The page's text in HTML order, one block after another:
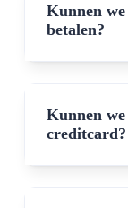
Kunnen
betalen?
Kunnen
creditcard?